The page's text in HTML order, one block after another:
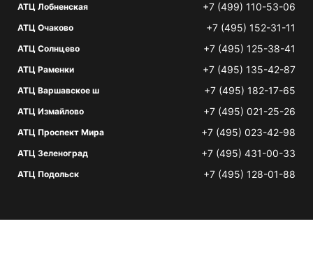
АТЦ Лобненская +7 (499) 110-53-06
АТЦ Очаково +7 (495) 152-31-11
АТЦ Солнцево +7 (495) 125-38-41
АТЦ Раменки +7 (495) 135-42-87
АТЦ Варшавское ш +7 (495) 182-17-65
АТЦ Измайлово +7 (495) 021-25-26
АТЦ Проспект Мира +7 (495) 023-42-98
АТЦ Зеленоград +7 (495) 431-00-33
АТЦ Подольск +7 (495) 128-01-88